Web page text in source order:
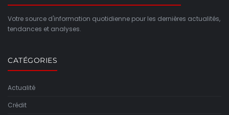
Votre source d'information quotidienne pour les dernières actualités,
tendances et analyses.
CATÉGORIES
Actualité
Crédit